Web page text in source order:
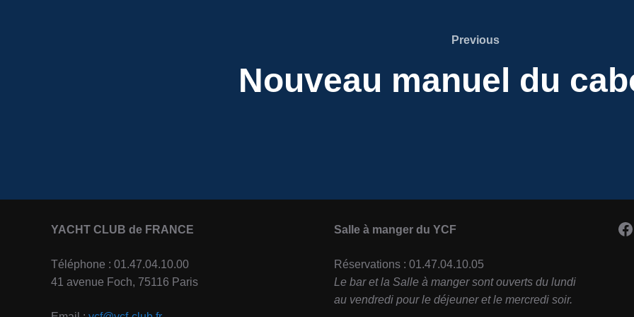
Previous
Previous
Nouveau manuel du
YACHT CLUB de FRANCE
Téléphone : 01.47.04.10.00
41 avenue Foch, 75116 Paris
Salle à manger du YCF
Réservations : 01.47.04.10.05
Le bar et la Salle à manger sont ouverts du lundi
au vendredi pour le déjeuner et le mercredi soir.